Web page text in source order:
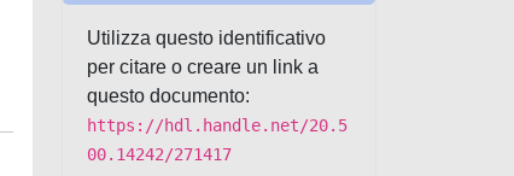
Utilizza questo identificativo
per citare o creare un link a
questo documento:
https://hdl.handle.net/20.5
00.14242/271417